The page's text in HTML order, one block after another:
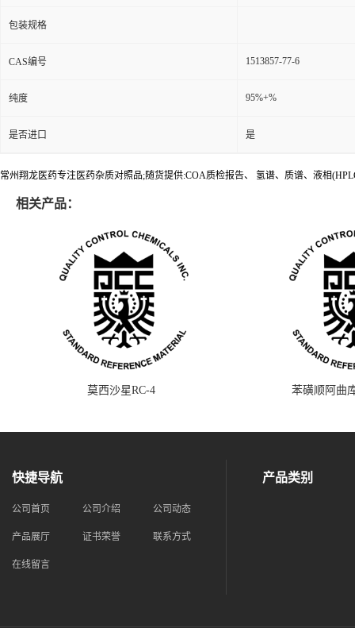
包装规格
CAS编号 1513857-77-6
纯度 95%+%
是否进口 是
常州翔龙医药专注医药杂质对照品;随货提供:COA质检报告、 氢谱、质谱、液相
相关产品：
莫西沙星RC-4 苯磺顺阿曲
快捷导航
公司首页 公司介绍 公司动态
产品展厅 证书荣誉 联系方式
在线留言
产品类别